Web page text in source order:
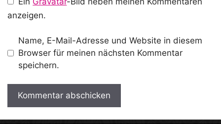
anzeigen.
Name, E-Mail-Adresse und Website in diesem
Browser für meinen nächsten Kommentar
speichern.
A